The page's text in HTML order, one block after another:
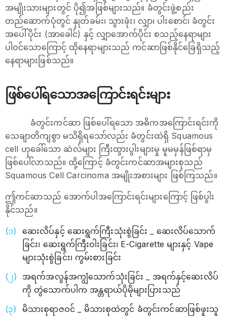
အမျိုးသားများတွင် ပို၍အဖြစ်များသည်။ ခံတွင်းဖွဲ့စည်း
တည်ဆောက်ပုံတွင် နှုတ်ခမ်း၊ သွားဖုံး၊ လျှာ၊ ပါးစောင်၊ ခံတွင်း
အပေါ်ပိုင်း (အာခေါင်) နှင့် လျှာအောက်ပိုင်း စသည့်နေရာများ
ပါဝင်သောကြောင့် ထိုနေရာများသည် ကင်ဆာဖြစ်နိုင်ခြေရှိသည့်
နေရာများဖြစ်သည်။
ဖြစ်ပေါ်ရသောအကြောင်းရင်းများ
ခံတွင်းကင်ဆာ ဖြစ်ပေါ်ရသော အဓိကအကြောင်းရင်းကို
သေချာတိကျစွာ မသိရှိရသော်လည်း ခံတွင်းထဲရှိ Squamous
cell ဟုခေါ်သော ဆဲလ်များ ကြီးထွားပွါးများမှု မူမမှန်ဖြစ်ရာမှ
ဖြစ်ပေါ်လာသည်။ ထို့ကြောင့် ခံတွင်းကင်ဆာအများစုသည်
Squamous Cell Carcinoma အမျိုးအစားများ ဖြစ်ကြသည်။
ဤကင်ဆာသည် အောက်ပါအကြောင်းရင်းများကြောင့် ဖြစ်ပွါး
နိုင်သည်။
ဆေးလိပ်နှင့် ဆေးရွက်ကြီးသုံးစွဲခြင်း _ ဆေးလိပ်သောက်
ခြင်း၊ ဆေးရွက်ကြီးဝါးခြင်း၊ E-Cigarette များနှင့် Vape
များသုံးစွဲခြင်း၊ ကွမ်းစားခြင်း
အရက်အလွန်အကျွံသောက်သုံးခြင်း _ အရက်နှင့်ဆေးလိပ်
ကို တွဲသောက်ပါက အန္တရာယ်ပိုမိုများပြားသည်
မိသားစုရာဇဝင် _ မိသားစုထဲတွင် ခံတွင်းကင်ဆာဖြစ်ဖူးသူ